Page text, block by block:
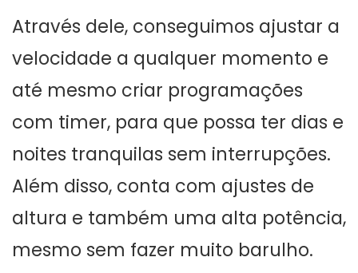
Através dele, conseguimos ajustar a
velocidade a qualquer momento e
até mesmo criar programações
com timer, para que possa ter dias e
noites tranquilas sem interrupções.
Além disso, conta com ajustes de
altura e também uma alta potência,
mesmo sem fazer muito barulho.